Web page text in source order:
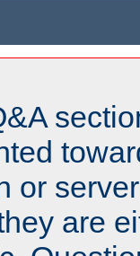
or
are